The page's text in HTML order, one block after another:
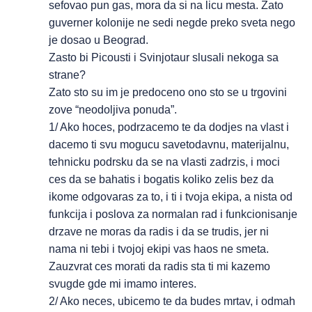
sefovao pun gas, mora da si na licu mesta. Zato
guverner kolonije ne sedi negde preko sveta nego
je dosao u Beograd.
Zasto bi Picousti i Svinjotaur slusali nekoga sa
strane?
Zato sto su im je predoceno ono sto se u trgovini
zove “neodoljiva ponuda”.
1/ Ako hoces, podrzacemo te da dodjes na vlast i
dacemo ti svu mogucu savetodavnu, materijalnu,
tehnicku podrsku da se na vlasti zadrzis, i moci
ces da se bahatis i bogatis koliko zelis bez da
ikome odgovaras za to, i ti i tvoja ekipa, a nista od
funkcija i poslova za normalan rad i funkcionisanje
drzave ne moras da radis i da se trudis, jer ni
nama ni tebi i tvojoj ekipi vas haos ne smeta.
Zauzvrat ces morati da radis sta ti mi kazemo
svugde gde mi imamo interes.
2/ Ako neces, ubicemo te da budes mrtav, i odmah